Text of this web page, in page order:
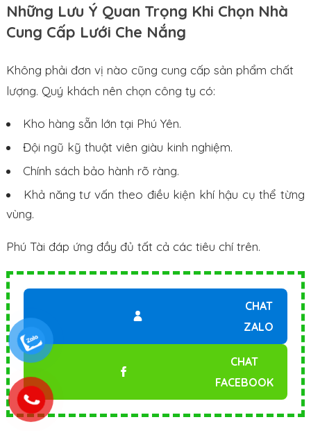
Những Lưu Ý Quan Trọng Khi Chọn Nhà
Cung Cấp Lưới Che Nắng
Không phải đơn vị nào cũng cung cấp sản phẩm chất
lượng. Quý khách nên chọn công ty có:
Kho hàng sẵn lớn tại Phú Yên.
Đội ngũ kỹ thuật viên giàu kinh nghiệm.
Chính sách bảo hành rõ ràng.
Khả năng tư vấn theo điều kiện khí hậu cụ thể từng
vùng.
Phú Tài đáp ứng đầy đủ tất cả các tiêu chí trên.
CHAT
ZALO
CHAT
FACEBOOK